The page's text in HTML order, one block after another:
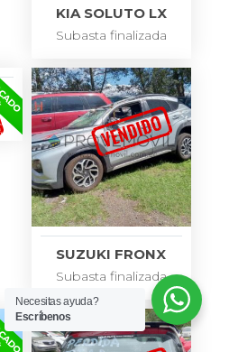
KIA SOLUTO LX
Subasta finalizada
SUZUKI FRONX
Subasta finalizada
Necesitas ayuda?
Escríbenos